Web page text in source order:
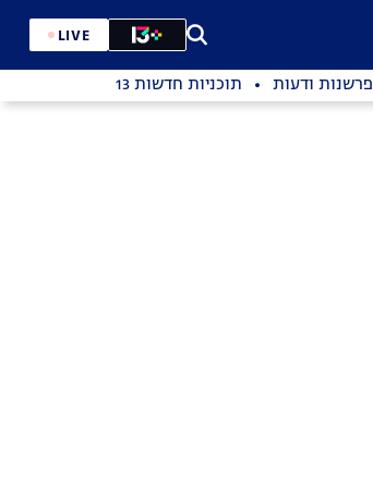
LIVE
פרשנות ודעות תוכניות חדשות 13